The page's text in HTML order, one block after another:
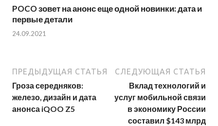
POCO зовет на анонс еще одной новинки: дата и
первые детали
24.09.2021
ПРЕДЫДУЩАЯ СТАТЬЯ
Гроза середняков:
железо, дизайн и дата
анонса iQOO Z5
СЛЕДУЮЩАЯ СТАТЬЯ
Вклад технологий и
услуг мобильной связи
в экономику России
составил $143 млрд